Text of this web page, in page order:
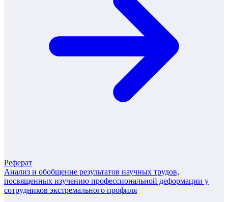
Реферат
Анализ и обобщение результатов научных трудов,
посвященных изучению профессиональной деформации у
сотрудников экстремального профиля